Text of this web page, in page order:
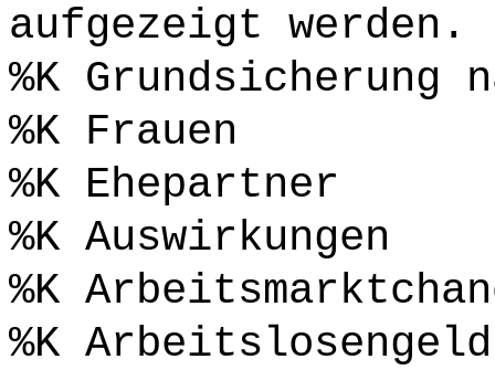
aufgezeigt werden.
%K Grundsicherung
%K Frauen
%K Ehepartner
%K Auswirkungen
%K
%K